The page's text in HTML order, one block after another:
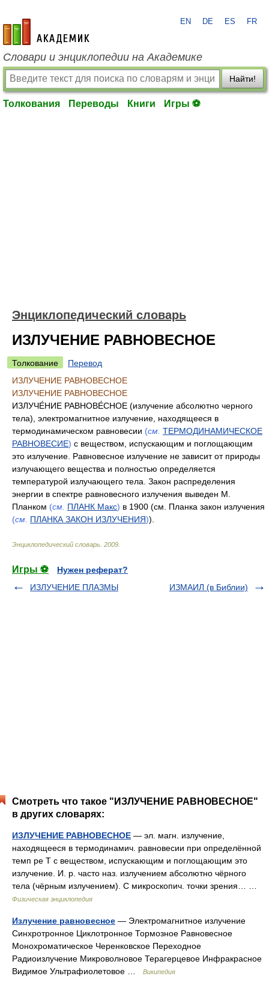
academic.ru
EN DE ES FR
Словари и энциклопедии на Академике
Найти!
Толкования Переводы Книги Игры ⚽
Энциклопедический словарь
ИЗЛУЧЕНИЕ РАВНОВЕСНОЕ
Толкование
Перевод
ИЗЛУЧЕНИЕ РАВНОВЕСНОЕ
ИЗЛУЧЕНИЕ РАВНОВЕСНОЕ
ИЗЛУЧЕ́НИЕ РАВНОВЕ́СНОЕ (излучение абсолютно черного
тела), электромагнитное излучение, находящееся в
термодинамическом равновесии (см. ТЕРМОДИНАМИЧЕСКОЕ
РАВНОВЕСИЕ) с веществом, испускающим и поглощающим
это излучение. Равновесное излучение не зависит от природы
излучающего вещества и полностью определяется
температурой излучающего тела. Закон распределения
энергии в спектре равновесного излучения выведен М.
Планком (см. ПЛАНК Макс) в 1900 (см. Планка закон излучения
(см. ПЛАНКА ЗАКОН ИЗЛУЧЕНИЯ)).
Энциклопедический словарь 2009
Игры ⚽
Нужен реферат?
ИЗЛУЧЕНИЕ ПЛАЗМЫ
ИЗМАИЛ (в Библии)
Смотреть что такое "ИЗЛУЧЕНИЕ РАВНОВЕСНОЕ"
в других словарях:
ИЗЛУЧЕНИЕ РАВНОВЕСНОЕ — эл. магн. излучение,
находящееся в термодинамич. равновесии при определённой
темп ре Т с веществом, испускающим и поглощающим это
излучение. И. р. часто наз. излучением абсолютно чёрного
тела (чёрным излучением). С микроскопич. точки зрения… …
Физическая энциклопедия
Излучение равновесное — Электромагнитное излучение
Синхротронное Циклотронное Тормозное Равновесное
Монохроматическое Черенковское Переходное
Радиоизлучение Микроволновое Терагерцевое Инфракрасное
Видимое Ультрафиолетовое …
Википедия